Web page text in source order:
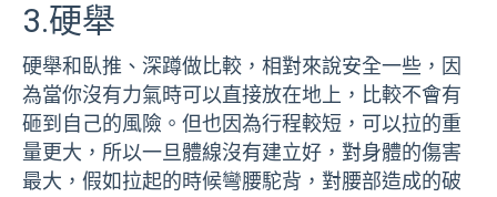
3.硬舉
硬舉和臥推、深蹲做比較，相對來說安全一些，因
為當你沒有力氣時可以直接放在地上，比較不會有
砸到自己的風險。但也因為行程較短，可以拉的重
量更大，所以一旦體線沒有建立好，對身體的傷害
最大，假如拉起的時候彎腰駝背，對腰部造成的破